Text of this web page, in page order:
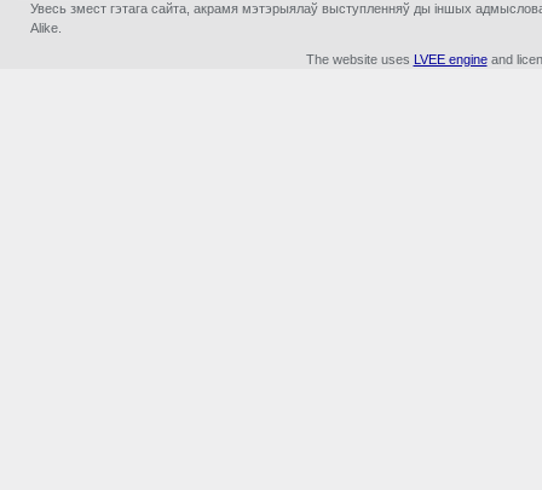
Увесь змест гэтага сайта, акрамя мэтэрыялаў выступленняў ды iншых
Alike.
The website uses LVEE engineand